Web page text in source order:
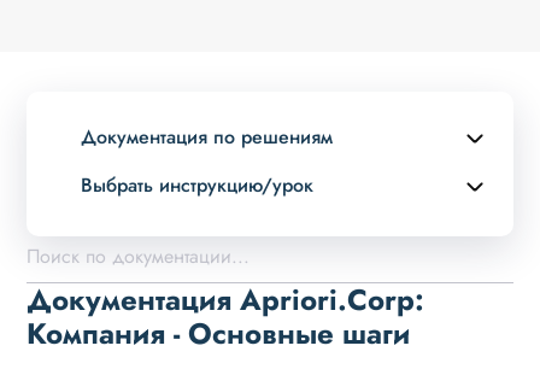
Документация по решениям
Выбрать инструкцию/урок
Описание курса
Возможности
Примеры страниц
Документация Apriori.Corp:
Компания - Основные шаги